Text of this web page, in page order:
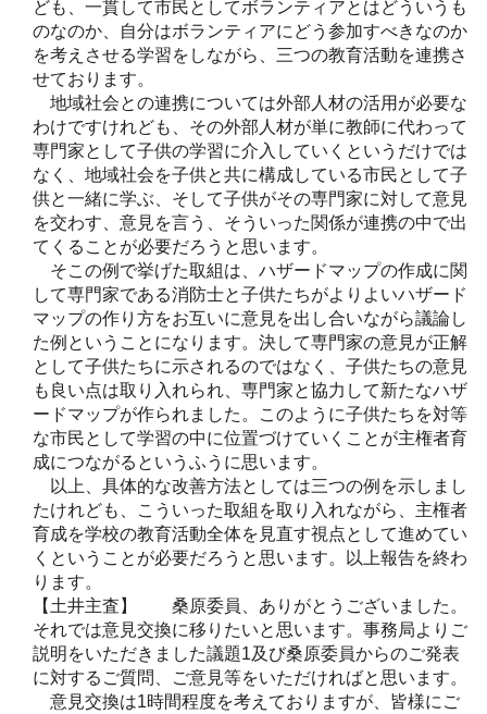
ども、一貫して市民としてボランティアとはどういうも
のなのか、自分はボランティアにどう参加すべきなのか
を考えさせる学習をしながら、三つの教育活動を連携さ
せております。
地域社会との連携については外部人材の活用が必要な
わけですけれども、その外部人材が単に教師に代わって
専門家として子供の学習に介入していくというだけでは
なく、地域社会を子供と共に構成している市民として子
供と一緒に学ぶ、そして子供がその専門家に対して意見
を交わす、意見を言う、そういった関係が連携の中で出
てくることが必要だろうと思います。
そこの例で挙げた取組は、ハザードマップの作成に関
して専門家である消防士と子供たちがよりよいハザード
マップの作り方をお互いに意見を出し合いながら議論し
た例ということになります。決して専門家の意見が正解
として子供たちに示されるのではなく、子供たちの意見
も良い点は取り入れられ、専門家と協力して新たなハザ
ードマップが作られました。このように子供たちを対等
な市民として学習の中に位置づけていくことが主権者育
成につながるというふうに思います。
以上、具体的な改善方法としては三つの例を示しまし
たけれども、こういった取組を取り入れながら、主権者
育成を学校の教育活動全体を見直す視点として進めてい
くということが必要だろうと思います。以上報告を終わ
ります。
【土井主査】 桑原委員、ありがとうございました。
それでは意見交換に移りたいと思います。事務局よりご
説明をいただきました議題1及び桑原委員からのご発表
に対するご質問、ご意見等をいただければと思います。
意見交換は1時間程度を考えておりますが、皆様にご